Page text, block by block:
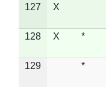
127 X
128 X *
129 *